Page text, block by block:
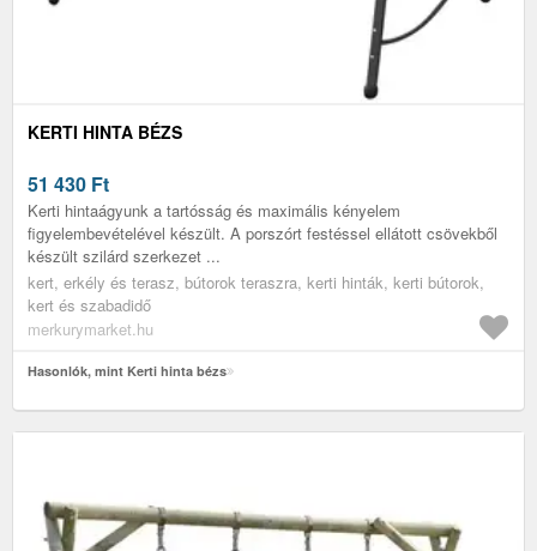
KERTI HINTA BÉZS
51 430 Ft
Kerti hintaágyunk a tartósság és maximális kényelem
figyelembevételével készült. A porszórt festéssel ellátott csövekből
készült szilárd szerkezet ...
kert, erkély és terasz, bútorok teraszra, kerti hinták, kerti bútorok,
kert és szabadidő
merkurymarket.hu
Hasonlók, mint Kerti hinta bézs